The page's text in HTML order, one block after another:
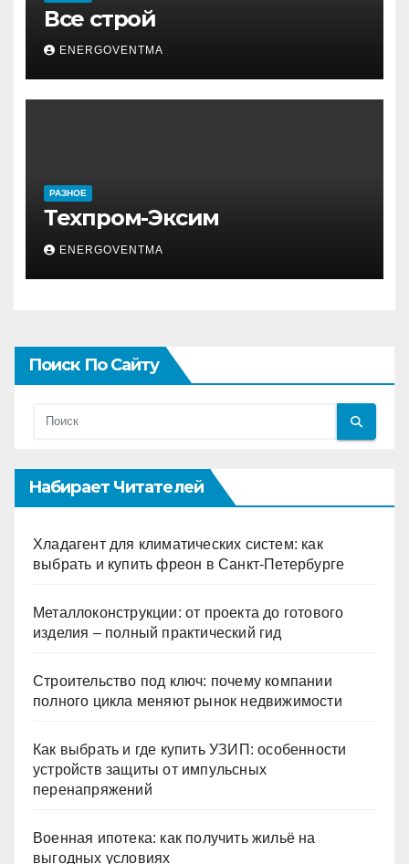
Все строй
ENERGOVENTMA
РАЗНОЕ
Техпром-Эксим
ENERGOVENTMA
Поиск По Сайту
Набирает Читателей
Хладагент для климатических систем: как
выбрать и купить фреон в Санкт-Петербурге
Металлоконструкции: от проекта до готового
изделия – полный практический гид
Строительство под ключ: почему компании
полного цикла меняют рынок недвижимости
Как выбрать и где купить УЗИП: особенности
устройств защиты от импульсных
перенапряжений
Военная ипотека: как получить жильё на
выгодных условиях